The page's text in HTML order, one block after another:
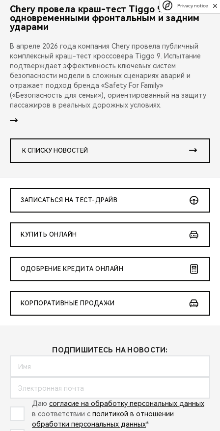
Chery провела краш-тест Tiggo 9 с
одновременными фронтальным и задним
ударами
В апреле 2026 года компания Chery провела публичный
комплексный краш-тест кроссовера Tiggo 9. Испытание
подтверждает эффективность ключевых систем
безопасности модели в сложных сценариях аварий и
отражает подход бренда «Safety For Family»
(«Безопасность для семьи»), ориентированный на защиту
пассажиров в реальных дорожных условиях.
К СПИСКУ НОВОСТЕЙ
ЗАПИСАТЬСЯ НА ТЕСТ-ДРАЙВ
КУПИТЬ ОНЛАЙН
ОДОБРЕНИЕ КРЕДИТА ОНЛАЙН
КОРПОРАТИВНЫЕ ПРОДАЖИ
ПОДПИШИТЕСЬ НА НОВОСТИ:
Даю согласие на обработку персональных данных
в соответствии с политикой в отношении
обработки персональных данных*
Privacy notice